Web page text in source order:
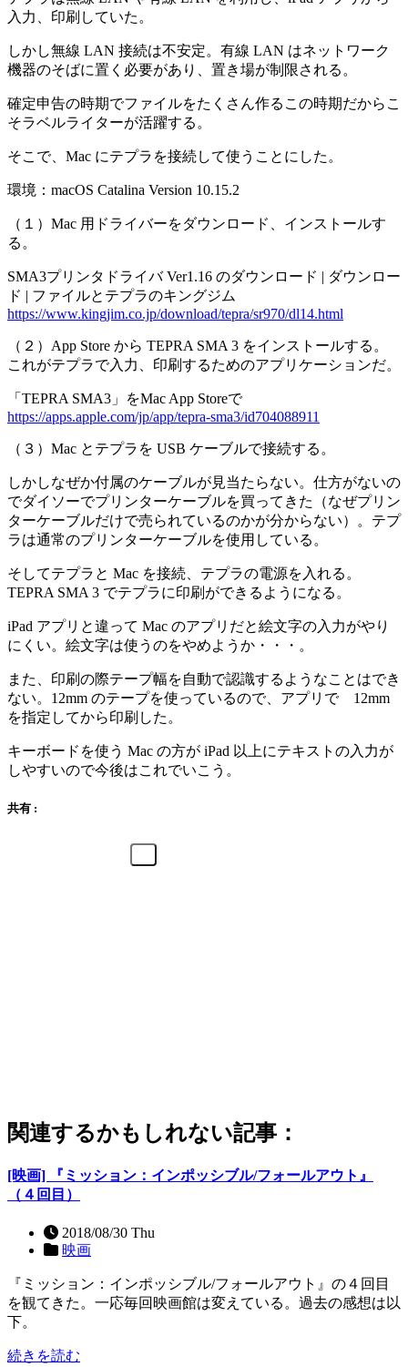
入力、印刷していた。
しかし無線 LAN 接続は不安定。有線 LAN はネットワーク
機器のそばに置く必要があり、置き場が制限される。
確定申告の時期でファイルをたくさん作るこの時期だからこ
そラベルライターが活躍する。
そこで、Mac にテプラを接続して使うことにした。
環境：macOS Catalina Version 10.15.2
（１）Mac 用ドライバーをダウンロード、インストールす
る。
SMA3プリンタドライバ Ver1.16 のダウンロード | ダウンロー
ド | ファイルとテプラのキングジム
https://www.kingjim.co.jp/download/tepra/sr970/dl14.html
（２）App Store から TEPRA SMA 3 をインストールする。
これがテプラで入力、印刷するためのアプリケーションだ。
‎「TEPRA SMA3」をMac App Storeで
https://apps.apple.com/jp/app/tepra-sma3/id704088911
（３）Mac とテプラを USB ケーブルで接続する。
しかしなぜか付属のケーブルが見当たらない。仕方がないの
でダイソーでプリンターケーブルを買ってきた（なぜプリン
ターケーブルだけで売られているのかが分からない）。テプ
ラは通常のプリンターケーブルを使用している。
そしてテプラと Mac を接続、テプラの電源を入れる。
TEPRA SMA 3 でテプラに印刷ができるようになる。
iPad アプリと違って Mac のアプリだと絵文字の入力がやり
にくい。絵文字は使うのをやめようか・・・。
また、印刷の際テープ幅を自動で認識するようなことはでき
ない。12mm のテープを使っているので、アプリで 12mm
を指定してから印刷した。
キーボードを使う Mac の方が iPad 以上にテキストの入力が
しやすいので今後はこれでいこう。
共有 :
関連するかもしれない記事：
[映画] 『ミッション：インポッシブル/フォールアウト』
（４回目）
2018/08/30 Thu
映画
『ミッション：インポッシブル/フォールアウト』の４回目
を観てきた。一応毎回映画館は変えている。過去の感想は以
下。
続きを読む